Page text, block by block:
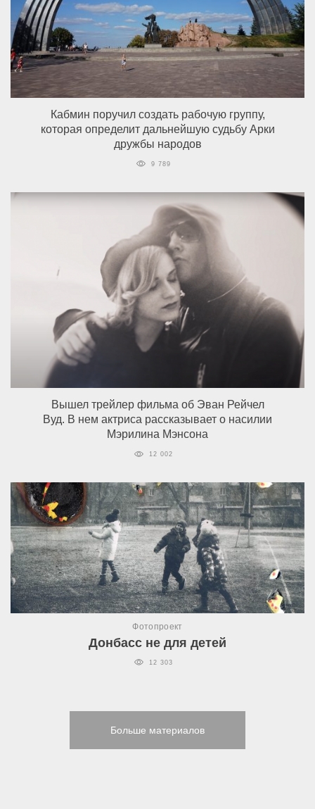
Кабмин поручил создать рабочую группу,
которая определит дальнейшую судьбу Арки
дружбы народов
9 789
Вышел трейлер фильма об Эван Рейчел
Вуд. В нем актриса рассказывает о насилии
Мэрилина Мэнсона
12 002
Фотопроект
Донбасс не для детей
12 303
Больше материалов